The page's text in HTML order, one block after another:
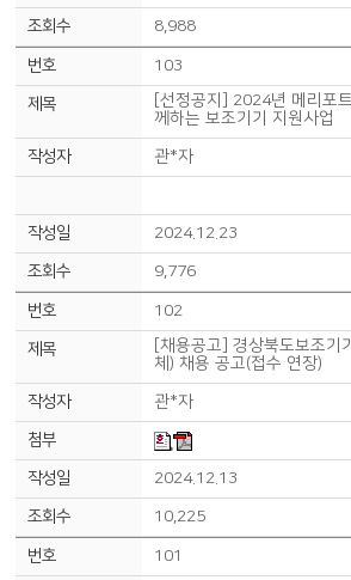
8,988
103
[선정공지] 2024년 메리포
께하는 보조기기 지원사업
관*자
2024.12.23
9,776
102
[채용공고] 경상북도보조기
체) 채용 공고(접수 연장)
관*자
2024.12.13
10,225
101